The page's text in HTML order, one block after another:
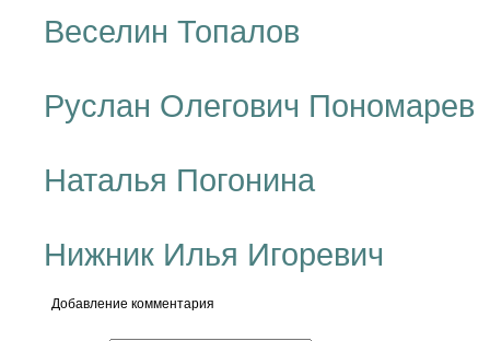
Веселин Топалов
Руслан Олегович Пономарев
Наталья Погонина
Нижник Илья Игоревич
Добавление комментария